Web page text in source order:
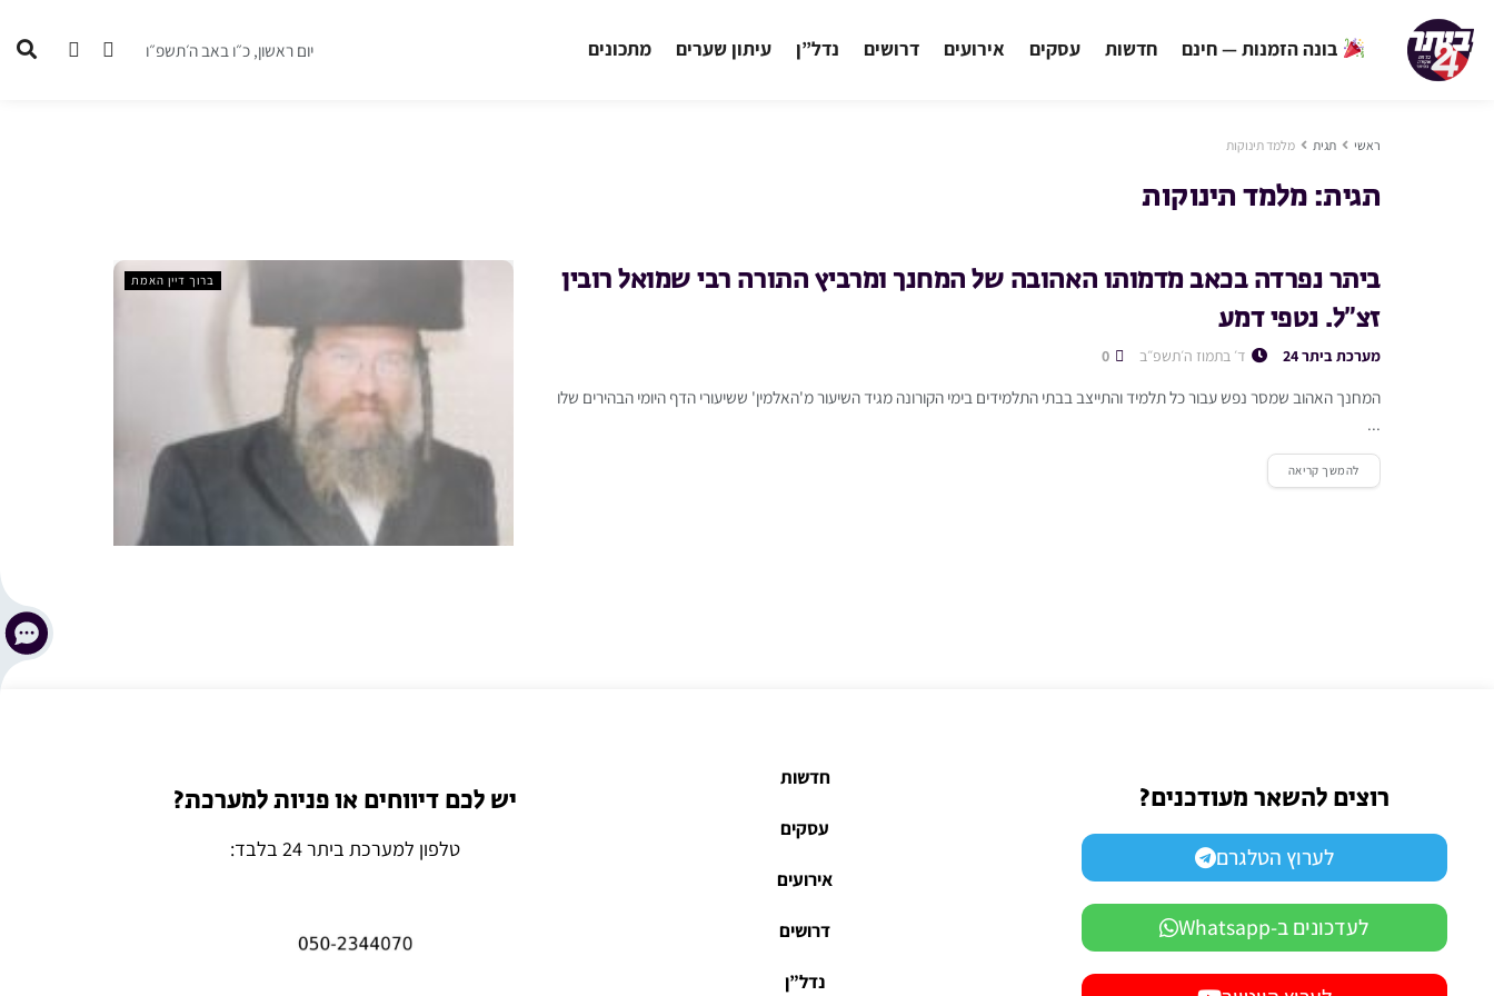
בונה הזמנות — חינם חדשות עסקים אירועים דרושים נדל”ן עיתון שערים מתכונים יום ראשון, כ״ו באב ה׳תשפ״ו
ראשי תגית מלמד תינוקות
תגית: מלמד תינוקות
ברוך דיין האמת
ביתר נפרדה בכאב מדמותו האהובה של המחנך ומרביץ התורה רבי שמואל רובין
זצ”ל. נטפי דמע
מערכת ביתר 24 ד׳ בתמוז ה׳תשפ״ב
המחנך האהוב שמסר נפש עבור כל תלמיד והתייצב בבתי התלמידים בימי הקורונה מגיד השיעור מ'האלמין' ששיעורי הדף היומי הבהירים שלו
...
להמשך קריאה
רוצים להשאר מעודכנים?
לערוץ הטלגרם
לעדכונים ב-Whatsapp
חדשות
עסקים
אירועים
דרושים
נדל”ן
יש לכם דיווחים או פניות למערכת?
טלפון למערכת ביתר 24 בלבד: